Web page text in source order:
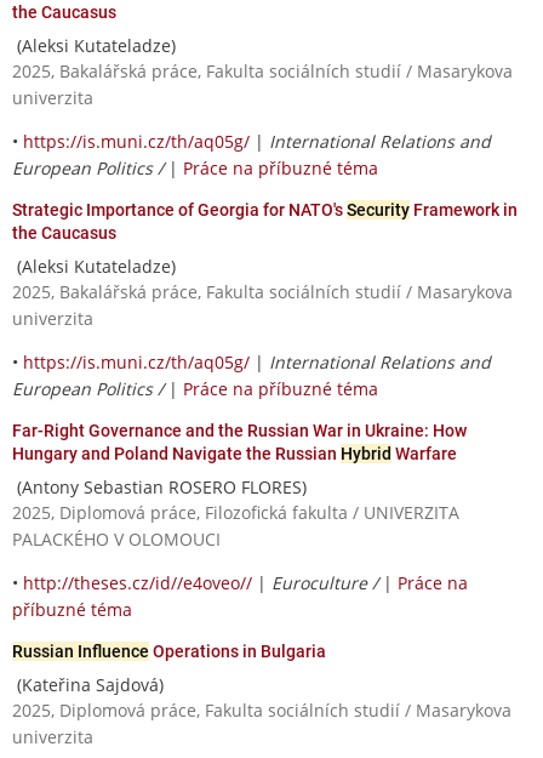
the Caucasus
(Aleksi Kutateladze)
2025, Bakalářská práce, Fakulta sociálních studií / Masarykova
univerzita
• https://is.muni.cz/th/aq05g/ | International Relations and
European Politics / | Práce na příbuzné téma
Strategic Importance of Georgia for NATO'sSecurity Framework in
the Caucasus
(Aleksi Kutateladze)
2025, Bakalářská práce, Fakulta sociálních studií / Masarykova
univerzita
• https://is.muni.cz/th/aq05g/ | International Relations and
European Politics / | Práce na příbuzné téma
Far-Right Governance and the Russian War in Ukraine: How
Hungary and Poland Navigate the Russian Hybrid Warfare
(Antony Sebastian ROSERO FLORES)
2025, Diplomová práce, Filozofická fakulta / UNIVERZITA
PALACKÉHO V OLOMOUCI
• http://theses.cz/id//e4oveo// | Euroculture / | Práce na
příbuzné téma
Russian Influence Operations in Bulgaria
(Kateřina Sajdová)
2025, Diplomová práce, Fakulta sociálních studií / Masarykova
univerzita